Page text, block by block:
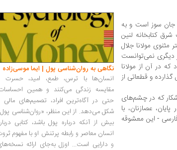
سخت جان سوز است و به
کتابخانه لنین
مثنوی مولانا جلال
دیگری نمی‌توانست
در آن از مولانا
و قطعاتی از
که در چشم‌های
عصازنان، با
- این معشوقه
نگاهی به روان‌شناسی پول | ایما موسی‌زاده
انسان‌ها با ترس، طمع، امید، حسرت
مقایسه زندگی می‌کنند و همین
حتی در آگاه‌ترین افراد، تصمیم‌های مالی
شکل می‌دهد. از این منظر، «روان‌شناسی
بیش از آنکه درباره پول باشد، کتابی
انسان معاصر و رابطه پرتنش او با مفهوم
و دارایی است... اوزل به‌جای ارائه